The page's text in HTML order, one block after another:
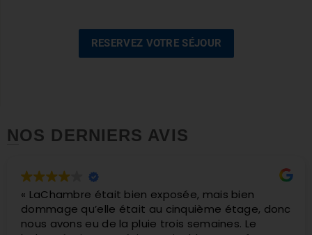
RESERVEZ VOTRE SÉJOUR
NOS DERNIERS AVIS
3 semaines de cure et de remise en forme. Une
expérience exceptionnelle et indispensable à
notre équilibre physique.